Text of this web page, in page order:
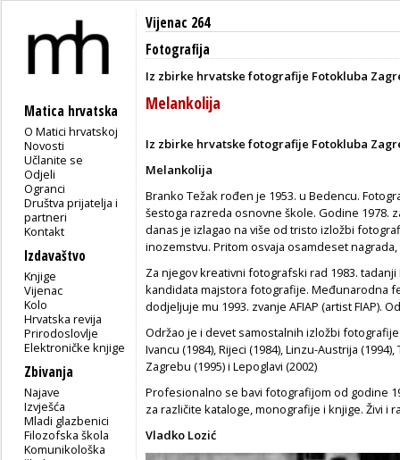
Matica hrvatska
O Matici hrvatskoj
Novosti
Učlanite se
Odjeli
Ogranci
Društva prijatelja i
partneri
Kontakt
Izdavaštvo
Knjige
Vijenac
Kolo
Hrvatska revija
Prirodoslovlje
Elektroničke knjige
Zbivanja
Najave
Izvješća
Mladi glazbenici
Filozofska škola
Komunikološka
Vijenac 264
Fotografija
Iz zbirke hrvatske fotografije Fotokluba
Melankolija
Iz zbirke hrvatske fotografije Fotokluba
Melankolija
Branko Težak rođen je 1953. u Bedencu.
šestoga razreda osnovne škole. Godine 1978.
danas je izlagao na više od tristo izložbi
inozemstvu. Pritom osvaja osamdeset
Za njegov kreativni fotografski rad 1983.
kandidata majstora fotografije. Međunarodna
dodjeljuje mu 1993. zvanje AFIAP (artist FIAP).
Održao je i devet samostalnih izložbi fotografije
Ivancu (1984), Rijeci (1984), Linzu-Austrija
Zagrebu (1995) i Lepoglavi (2002)
Profesionalno se bavi fotografijom od godine
za različite kataloge, monografije i knjige. Živi i
Vladko Lozić